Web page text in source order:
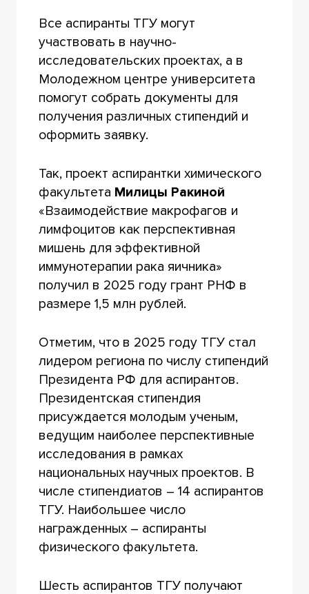
Все аспиранты ТГУ могут
участвовать в научно-
исследовательских проектах, а в
Молодежном центре университета
помогут собрать документы для
получения различных стипендий и
оформить заявку.
Так, проект аспирантки химического
факультета Милицы Ракиной
«Взаимодействие макрофагов и
лимфоцитов как перспективная
мишень для эффективной
иммунотерапии рака яичника»
получил в 2025 году грант РНФ в
размере 1,5 млн рублей.
Отметим, что в 2025 году ТГУ стал
лидером региона по числу стипендий
Президента РФ для аспирантов.
Президентская стипендия
присуждается молодым ученым,
ведущим наиболее перспективные
исследования в рамках
национальных научных проектов. В
числе стипендиатов – 14 аспирантов
ТГУ. Наибольшее число
награжденных – аспиранты
физического факультета.
Шесть аспирантов ТГУ получают